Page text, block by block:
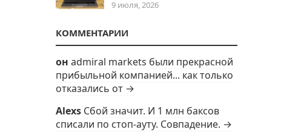
9 июля, 2026
КОММЕНТАРИИ
он admiral markets были прекрасной
прибыльной компанией... как только
отказались от →
Alexs Сбой значит. И 1 млн баксов
списали по стоп-ауту. Совпадение. →